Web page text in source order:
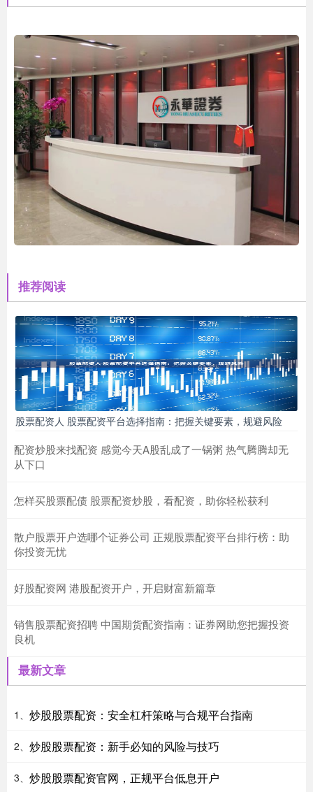
推荐阅读
股票配资人 股票配资平台选择指南：把握关键要素，规避风险
配资炒股来找配资 感觉今天A股乱成了一锅粥 热气腾腾却无
从下口
怎样买股票配债 股票配资炒股，看配资，助你轻松获利
散户股票开户选哪个证券公司 正规股票配资平台排行榜：助
你投资无忧
好股配资网 港股配资开户，开启财富新篇章
销售股票配资招聘 中国期货配资指南：证券网助您把握投资
良机
最新文章
1、 炒股股票配资：安全杠杆策略与合规平台指南
2、 炒股股票配资：新手必知的风险与技巧
3、 炒股股票配资官网，正规平台低息开户